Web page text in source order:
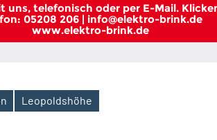
uns, telefonisch oder per E-Mail.
05208 206 | info@elektro-brink.de
www.elektro-brink.de
Leopoldshöhe